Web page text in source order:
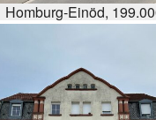
Homburg-Einöd,